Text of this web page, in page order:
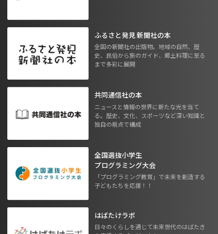
ふるさと発見 新聞社の本
全国の新聞社の出版物。地域の自然、歴
史、民俗から旅のガイド、郷土料理に至る
まで多彩に展開
共同通信社の本
ニュースと情報の世界に新たな光を当て
る。歴史、文化、スポーツなど深い知識と
独自の視点で構成
全国選抜小学生
プログラミング大会
「プログラミング教育」で未来を創造する
子どもたちを応援！！
はばたけラボ
日々のくらしを通じて未来世代のはばたき